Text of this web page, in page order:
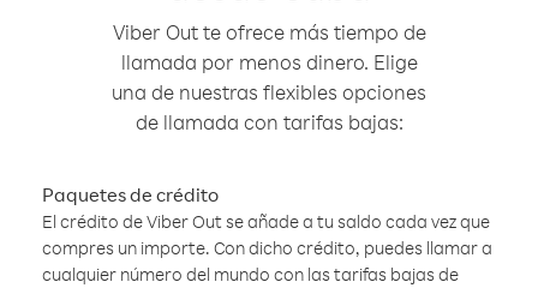
Viber Out te ofrece más tiempo de
llamada por menos dinero. Elige
una de nuestras flexibles opciones
de llamada con tarifas bajas:
Paquetes de crédito
El crédito de Viber Out se añade a tu saldo cada vez que
compres un importe. Con dicho crédito, puedes llamar a
cualquier número del mundo con las tarifas bajas de